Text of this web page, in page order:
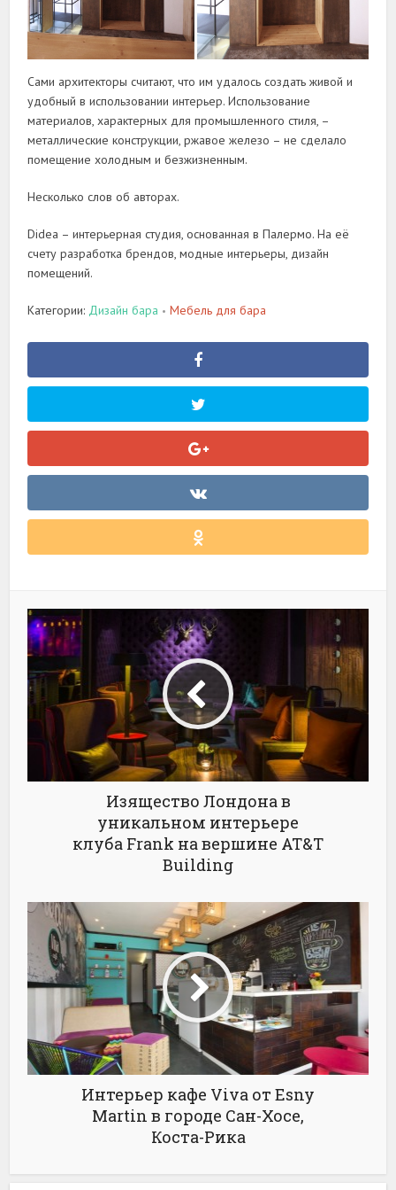
Сами архитекторы считают, что им удалось создать живой и
удобный в использовании интерьер. Использование
материалов, характерных для промышленного стиля, –
металлические конструкции, ржавое железо – не сделало
помещение холодным и безжизненным.
Несколько слов об авторах.
Didea – интерьерная студия, основанная в Палермо. На её
счету разработка брендов, модные интерьеры, дизайн
помещений.
Категории: Дизайн бара • Мебель для бара
Изящество Лондона в
уникальном интерьере
клуба Frank на вершине AT&T
Building
Интерьер кафе Viva от Esny
Martin в городе Сан-Хосе,
Коста-Рика